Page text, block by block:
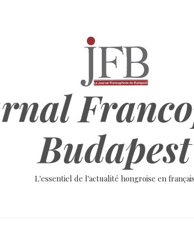
Budapest
L'essentiel de l'actualité hongroise en français